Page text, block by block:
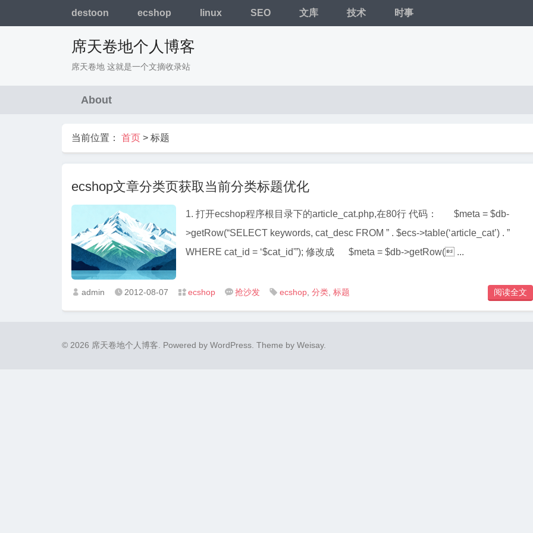
destoon ecshop linux SEO 文库 技术 时事
席天卷地个人博客
席天卷地 这就是一个文摘收录站
About
当前位置： 首页 > 标题
ecshop文章分类页获取当前分类标题优化
1. 打开ecshop程序根目录下的article_cat.php,在80行 代码： $meta = $db-
>getRow(“SELECT keywords, cat_desc FROM ” . $ecs->table(‘article_cat’) . ”
WHERE cat_id = ‘$cat_id'”); 修改成 $meta = $db->getRow( ...
 admin  2012-08-07  ecshop  抢沙发  ecshop 分类 标题 阅读全文
© 2026 席天卷地个人博客. Powered by WordPress. Theme by Weisay.